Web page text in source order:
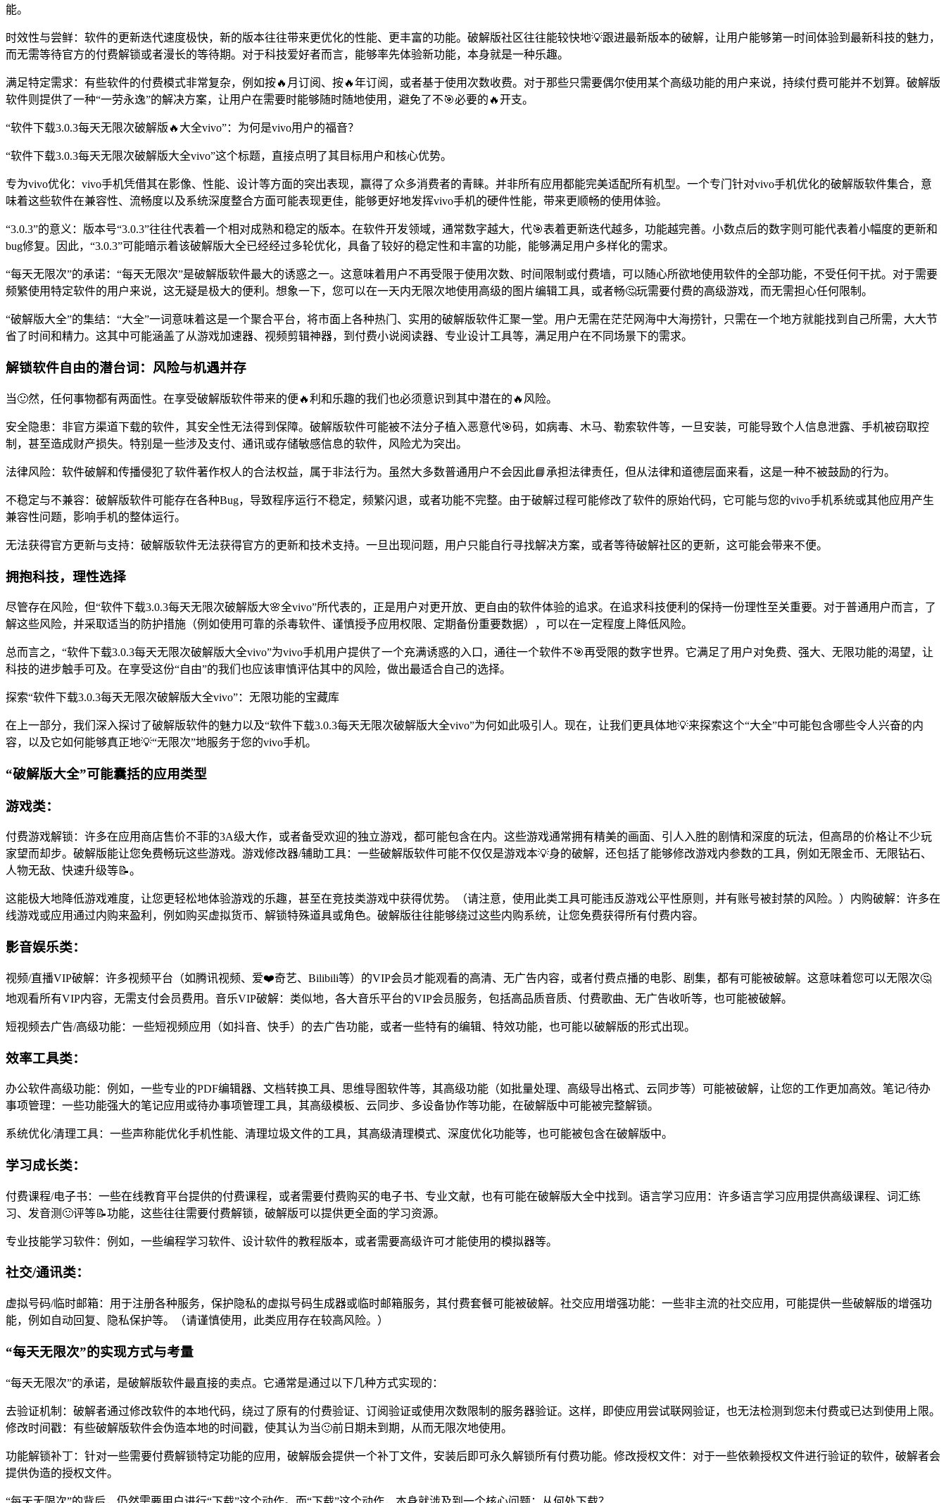
能。
时效性与尝鲜：软件的更新迭代速度极快，新的版本往往带来更优化的性能、更丰富的功能。破解版社区往往能较快地💡跟进最新版本的破解，让用户能够第一时间体验到最新科技的魅力，
而无需等待官方的付费解锁或者漫长的等待期。对于科技爱好者而言，能够率先体验新功能，本身就是一种乐趣。
满足特定需求：有些软件的付费模式非常复杂，例如按🔥月订阅、按🔥年订阅，或者基于使用次数收费。对于那些只需要偶尔使用某个高级功能的用户来说，持续付费可能并不划算。破解版
软件则提供了一种“一劳永逸”的解决方案，让用户在需要时能够随时随地使用，避免了不🎯必要的🔥开支。
“软件下载3.0.3每天无限次破解版🔥大全vivo”：为何是vivo用户的福音？
“软件下载3.0.3每天无限次破解版大全vivo”这个标题，直接点明了其目标用户和核心优势。
专为vivo优化：vivo手机凭借其在影像、性能、设计等方面的突出表现，赢得了众多消费者的青睐。并非所有应用都能完美适配所有机型。一个专门针对vivo手机优化的破解版软件集合，意
味着这些软件在兼容性、流畅度以及系统深度整合方面可能表现更佳，能够更好地发挥vivo手机的硬件性能，带来更顺畅的使用体验。
“3.0.3”的意义：版本号“3.0.3”往往代表着一个相对成熟和稳定的版本。在软件开发领域，通常数字越大，代🎯表着更新迭代越多，功能越完善。小数点后的数字则可能代表着小幅度的更新和
bug修复。因此，“3.0.3”可能暗示着该破解版大全已经经过多轮优化，具备了较好的稳定性和丰富的功能，能够满足用户多样化的需求。
“每天无限次”的承诺：“每天无限次”是破解版软件最大的诱惑之一。这意味着用户不再受限于使用次数、时间限制或付费墙，可以随心所欲地使用软件的全部功能，不受任何干扰。对于需要
频繁使用特定软件的用户来说，这无疑是极大的便利。想象一下，您可以在一天内无限次地使用高级的图片编辑工具，或者畅🤔玩需要付费的高级游戏，而无需担心任何限制。
“破解版大全”的集结：“大全”一词意味着这是一个聚合平台，将市面上各种热门、实用的破解版软件汇聚一堂。用户无需在茫茫网海中大海捞针，只需在一个地方就能找到自己所需，大大节
省了时间和精力。这其中可能涵盖了从游戏加速器、视频剪辑神器，到付费小说阅读器、专业设计工具等，满足用户在不同场景下的需求。
解锁软件自由的潜台词：风险与机遇并存
当🙂然，任何事物都有两面性。在享受破解版软件带来的便🔥利和乐趣的我们也必须意识到其中潜在的🔥风险。
安全隐患：非官方渠道下载的软件，其安全性无法得到保障。破解版软件可能被不法分子植入恶意代🎯码，如病毒、木马、勒索软件等，一旦安装，可能导致个人信息泄露、手机被窃取控
制，甚至造成财产损失。特别是一些涉及支付、通讯或存储敏感信息的软件，风险尤为突出。
法律风险：软件破解和传播侵犯了软件著作权人的合法权益，属于非法行为。虽然大多数普通用户不会因此📘承担法律责任，但从法律和道德层面来看，这是一种不被鼓励的行为。
不稳定与不兼容：破解版软件可能存在各种Bug，导致程序运行不稳定，频繁闪退，或者功能不完整。由于破解过程可能修改了软件的原始代码，它可能与您的vivo手机系统或其他应用产生
兼容性问题，影响手机的整体运行。
无法获得官方更新与支持：破解版软件无法获得官方的更新和技术支持。一旦出现问题，用户只能自行寻找解决方案，或者等待破解社区的更新，这可能会带来不便。
拥抱科技，理性选择
尽管存在风险，但“软件下载3.0.3每天无限次破解版大🌸全vivo”所代表的，正是用户对更开放、更自由的软件体验的追求。在追求科技便利的保持一份理性至关重要。对于普通用户而言，了
解这些风险，并采取适当的防护措施（例如使用可靠的杀毒软件、谨慎授予应用权限、定期备份重要数据），可以在一定程度上降低风险。
总而言之，“软件下载3.0.3每天无限次破解版大全vivo”为vivo手机用户提供了一个充满诱惑的入口，通往一个软件不🎯再受限的数字世界。它满足了用户对免费、强大、无限功能的渴望，让
科技的进步触手可及。在享受这份“自由”的我们也应该审慎评估其中的风险，做出最适合自己的选择。
探索“软件下载3.0.3每天无限次破解版大全vivo”：无限功能的宝藏库
在上一部分，我们深入探讨了破解版软件的魅力以及“软件下载3.0.3每天无限次破解版大全vivo”为何如此吸引人。现在，让我们更具体地💡来探索这个“大全”中可能包含哪些令人兴奋的内
容，以及它如何能够真正地💡“无限次”地服务于您的vivo手机。
“破解版大全”可能囊括的应用类型
游戏类：
付费游戏解锁：许多在应用商店售价不菲的3A级大作，或者备受欢迎的独立游戏，都可能包含在内。这些游戏通常拥有精美的画面、引人入胜的剧情和深度的玩法，但高昂的价格让不少玩
家望而却步。破解版能让您免费畅玩这些游戏。游戏修改器/辅助工具：一些破解版软件可能不仅仅是游戏本💡身的破解，还包括了能够修改游戏内参数的工具，例如无限金币、无限钻石、
人物无敌、快速升级等📝。
这能极大地降低游戏难度，让您更轻松地体验游戏的乐趣，甚至在竞技类游戏中获得优势。（请注意，使用此类工具可能违反游戏公平性原则，并有账号被封禁的风险。）内购破解：许多在
线游戏或应用通过内购来盈利，例如购买虚拟货币、解锁特殊道具或角色。破解版往往能够绕过这些内购系统，让您免费获得所有付费内容。
影音娱乐类：
视频/直播VIP破解：许多视频平台（如腾讯视频、爱❤️奇艺、Bilibili等）的VIP会员才能观看的高清、无广告内容，或者付费点播的电影、剧集，都有可能被破解。这意味着您可以无限次🤔
地观看所有VIP内容，无需支付会员费用。音乐VIP破解：类似地，各大音乐平台的VIP会员服务，包括高品质音质、付费歌曲、无广告收听等，也可能被破解。
短视频去广告/高级功能：一些短视频应用（如抖音、快手）的去广告功能，或者一些特有的编辑、特效功能，也可能以破解版的形式出现。
效率工具类：
办公软件高级功能：例如，一些专业的PDF编辑器、文档转换工具、思维导图软件等，其高级功能（如批量处理、高级导出格式、云同步等）可能被破解，让您的工作更加高效。笔记/待办
事项管理：一些功能强大的笔记应用或待办事项管理工具，其高级模板、云同步、多设备协作等功能，在破解版中可能被完整解锁。
系统优化/清理工具：一些声称能优化手机性能、清理垃圾文件的工具，其高级清理模式、深度优化功能等，也可能被包含在破解版中。
学习成长类：
付费课程/电子书：一些在线教育平台提供的付费课程，或者需要付费购买的电子书、专业文献，也有可能在破解版大全中找到。语言学习应用：许多语言学习应用提供高级课程、词汇练
习、发音测🙂评等📝功能，这些往往需要付费解锁，破解版可以提供更全面的学习资源。
专业技能学习软件：例如，一些编程学习软件、设计软件的教程版本，或者需要高级许可才能使用的模拟器等。
社交/通讯类：
虚拟号码/临时邮箱：用于注册各种服务，保护隐私的虚拟号码生成器或临时邮箱服务，其付费套餐可能被破解。社交应用增强功能：一些非主流的社交应用，可能提供一些破解版的增强功
能，例如自动回复、隐私保护等。（请谨慎使用，此类应用存在较高风险。）
“每天无限次”的实现方式与考量
“每天无限次”的承诺，是破解版软件最直接的卖点。它通常是通过以下几种方式实现的：
去验证机制：破解者通过修改软件的本地代码，绕过了原有的付费验证、订阅验证或使用次数限制的服务器验证。这样，即使应用尝试联网验证，也无法检测到您未付费或已达到使用上限。
修改时间戳：有些破解版软件会伪造本地的时间戳，使其认为当🙂前日期未到期，从而无限次地使用。
功能解锁补丁：针对一些需要付费解锁特定功能的应用，破解版会提供一个补丁文件，安装后即可永久解锁所有付费功能。修改授权文件：对于一些依赖授权文件进行验证的软件，破解者会
提供伪造的授权文件。